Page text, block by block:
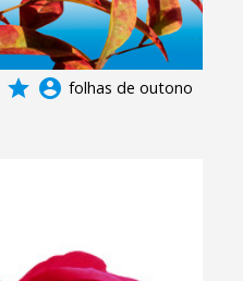
grade account_circle folhas de outono